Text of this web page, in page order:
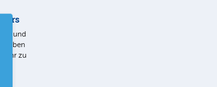
und
haben
zu